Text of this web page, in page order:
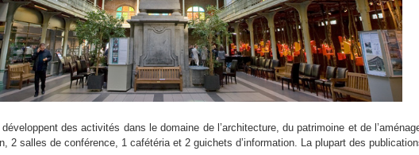
des activités dans le domaine de l’architecture, du patrimoine et de
2 salles de conférence, 1 cafétéria et 2 guichets d’information. La plupart des